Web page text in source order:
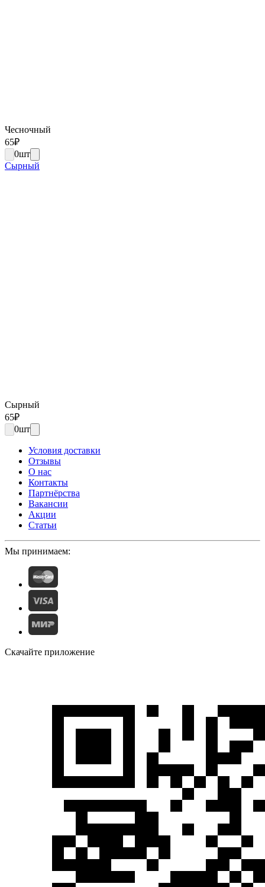
Чесночный
65₽
0шт
Сырный
Сырный
65₽
0шт
Условия доставки
Отзывы
О нас
Контакты
Партнёрства
Вакансии
Акции
Статьи
Мы принимаем:
Скачайте приложение